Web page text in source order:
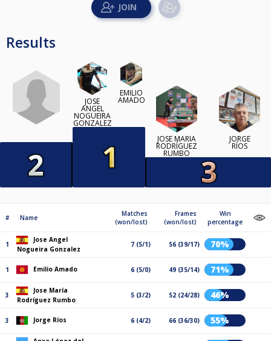
Results
JOSE
ANGEL
NOGUEIRA
GONZALEZ
EMILIO
AMADO
JOSE MARÍA
RODRÍGUEZ
RUMBO
JORGE
RÍOS
# Name
Matches
(won/lost)
Frames
(won/lost)
Win
percentage
1
Jose Angel
Nogueira Gonzalez
7 (5/1) 56 (39/17) 70%
1 Emilio Amado 6 (5/0) 49 (35/14) 71%
3
Jose María
Rodríguez Rumbo
5 (3/2) 52 (24/28) 46%
3 Jorge Ríos 6 (4/2) 66 (36/30) 55%